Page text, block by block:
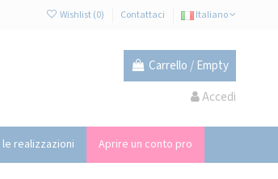
Wishlist (0) Contattaci Italiano
Carrello / Empty
Accedi
realizzazioni Aprire un conto pro